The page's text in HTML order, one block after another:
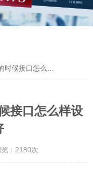
怎么样设置比较好
接口怎么样设
：2180次